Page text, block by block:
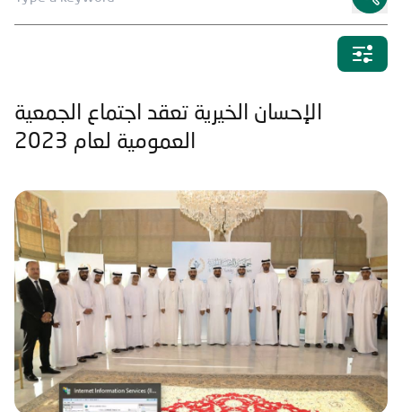
الإحسان الخيرية تعقد اجتماع الجمعية
العمومية لعام 2023